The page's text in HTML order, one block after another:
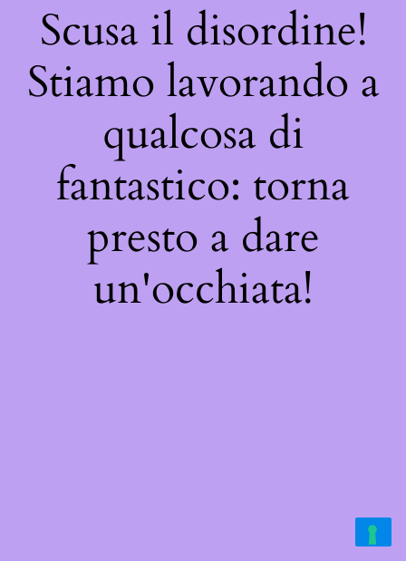
Scusa il disordine!
Stiamo lavorando a
qualcosa di
fantastico: torna
presto a dare
un'occhiata!